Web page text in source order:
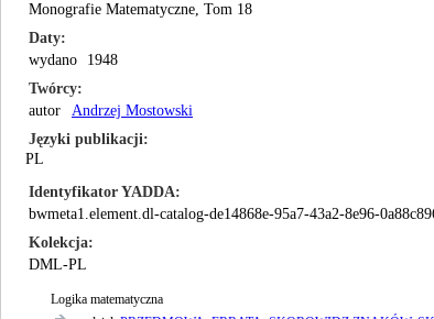
Monografie Matematyczne, Tom 18
Daty
wydano
1948
Twórcy
autor
Andrzej Mostowski
Języki publikacji
PL
Identyfikator YADDA
bwmeta1.element.dl-catalog-de14868e-95a7-43a2-8e96-
Kolekcja
DML-PL
Logika matematyczna